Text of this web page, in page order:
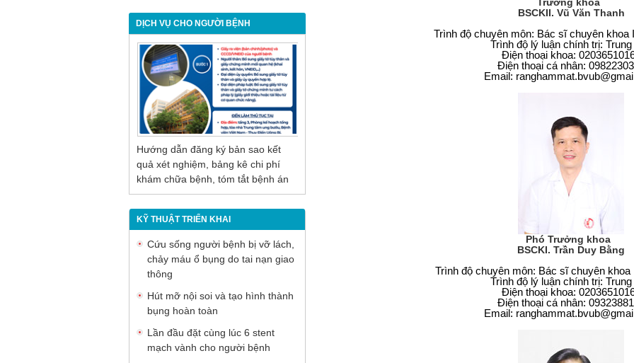
rào cản khiến việc
điều trị bị chậm trễ
Nội soi mật tụy
ngược dòng – Giải
pháp tối ưu cho
người bệnh sỏi ống
mật chủ
DỊCH VỤ CHO NGƯỜI BỆNH
Hướng dẫn đăng ký bản sao kết
quả xét nghiệm, bảng kê chi phí
khám chữa bệnh, tóm tắt bệnh án
KỸ THUẬT TRIỂN KHAI
Cứu sống người bệnh bị vỡ lách,
chảy máu ổ bụng do tai nạn giao
thông
Hút mỡ nội soi và tạo hình thành
bụng hoàn toàn
Lần đầu đặt cùng lúc 6 stent
mạch vành cho người bệnh
BSCKII. Vũ Văn Thanh
Trình độ chuyên môn: Bác sĩ chuyên khoa
Trình độ lý luận chính trị:
Điện thoại khoa:
Điện thoại cá nhân:
Email: ranghammat.bvub@
Phó Trưởng khoa
BSCKI. Trần Duy Bằng
Trình độ chuyên môn: Bác sĩ chuyên khoa
Trình độ lý luận chính trị:
Điện thoại khoa:
Điện thoại cá nhân:
Email: ranghammat.bvub@